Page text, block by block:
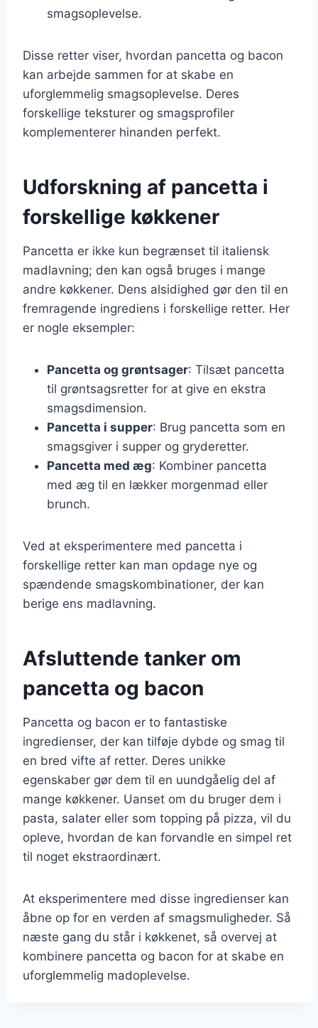
smagsoplevelse.
Disse retter viser, hvordan pancetta og bacon
kan arbejde sammen for at skabe en
uforglemmelig smagsoplevelse. Deres
forskellige teksturer og smagsprofiler
komplementerer hinanden perfekt.
Udforskning af pancetta i
forskellige køkkener
Pancetta er ikke kun begrænset til italiensk
madlavning; den kan også bruges i mange
andre køkkener. Dens alsidighed gør den til en
fremragende ingrediens i forskellige retter. Her
er nogle eksempler:
Pancetta og grøntsager: Tilsæt pancetta
til grøntsagsretter for at give en ekstra
smagsdimension.
Pancetta i supper: Brug pancetta som en
smagsgiver i supper og gryderetter.
Pancetta med æg: Kombiner pancetta
med æg til en lækker morgenmad eller
brunch.
Ved at eksperimentere med pancetta i
forskellige retter kan man opdage nye og
spændende smagskombinationer, der kan
berige ens madlavning.
Afsluttende tanker om
pancetta og bacon
Pancetta og bacon er to fantastiske
ingredienser, der kan tilføje dybde og smag til
en bred vifte af retter. Deres unikke
egenskaber gør dem til en uundgåelig del af
mange køkkener. Uanset om du bruger dem i
pasta, salater eller som topping på pizza, vil du
opleve, hvordan de kan forvandle en simpel ret
til noget ekstraordinært.
At eksperimentere med disse ingredienser kan
åbne op for en verden af smagsmuligheder. Så
næste gang du står i køkkenet, så overvej at
kombinere pancetta og bacon for at skabe en
uforglemmelig madoplevelse.